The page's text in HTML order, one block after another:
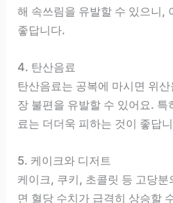
해 속쓰림을 유발할 수 있으니,
좋답니다.
4. 탄산음료
탄산음료는 공복에 마시면 위
장 불편을 유발할 수 있어요.
료는 더더욱 피하는 것이 좋답
5. 케이크와 디저트
케이크, 쿠키, 초콜릿 등 고당
면 혈당 수치가 급격히 상승할